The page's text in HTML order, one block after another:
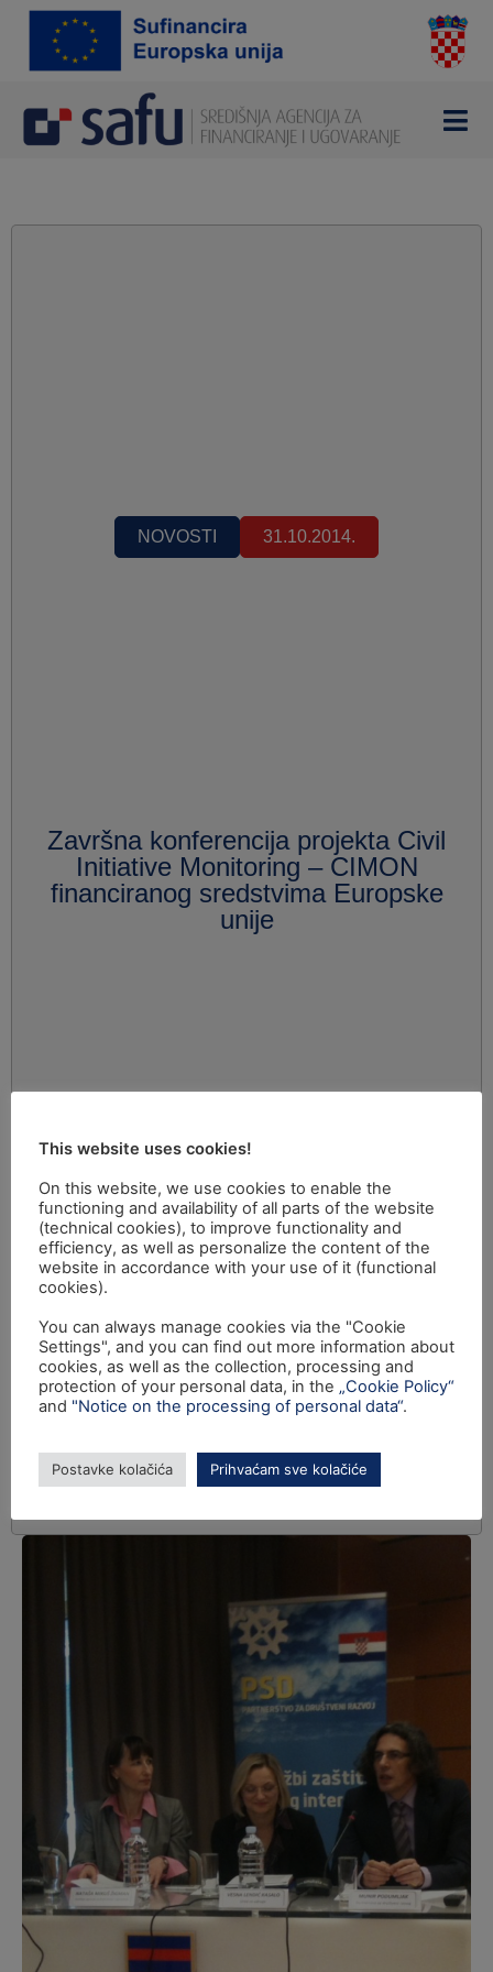
NOVOSTI 31.10.2014.
Završna konferencija projekta Civil
Initiative Monitoring – CIMON
financiranog sredstvima Europske
unije
This website uses cookies!
On this website, we use cookies to enable the
functioning and availability of all parts of the website
(technical cookies), to improve functionality and
efficiency, as well as personalize the content of the
website in accordance with your use of it (functional
cookies).
You can always manage cookies via the "Cookie
Settings", and you can find out more information about
cookies, as well as the collection, processing and
protection of your personal data, in the „Cookie Policy“
and "Notice on the processing of personal data“.
Postavke kolačića Prihvaćam sve kolačiće